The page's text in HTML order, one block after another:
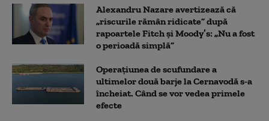
Alexandru Nazare avertizează că
„riscurile rămân ridicate” după
rapoartele Fitch și Moody’s: „Nu a fost
o perioadă simplă”
Operațiunea de scufundare a
ultimelor două barje la Cernavodă s-a
încheiat. Când se vor vedea primele
efecte